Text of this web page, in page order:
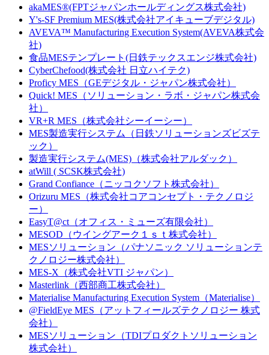
akaMES®(FPTジャパンホールディングス株式会社)
Y's-SF Premium MES(株式会社アイキューブデジタル)
AVEVA™ Manufacturing Execution System(AVEVA株式会
社)
食品MESテンプレート(日鉄テックスエンジ株式会社)
CyberChefood(株式会社 日立ハイテク)
Proficy MES（GEデジタル・ジャパン株式会社）
Quick! MES（ソリューション・ラボ・ジャパン株式会
社）
VR+R MES（株式会社シーイーシー）
MES製造実行システム（日鉄ソリューションズビズテ
ック）
製造実行システム(MES)（株式会社アルダック）
atWill ( SCSK株式会社)
Grand Confiance（ニッコクソフト株式会社）
Orizuru MES（株式会社コアコンセプト・テクノロジ
ー）
EasyT@ct（オフィス・ミューズ有限会社）
MESOD（ウイングアーク１ｓｔ株式会社）
MESソリューション（パナソニック ソリューションテ
クノロジー株式会社）
MES-X（株式会社VTI ジャパン）
Masterlink（西部商工株式会社）
Materialise Manufacturing Execution System（Materialise）
@FieldEye MES（アットフィールズテクノロジー 株式
会社）
MESソリューション（TDIプロダクトソリューション
株式会社）